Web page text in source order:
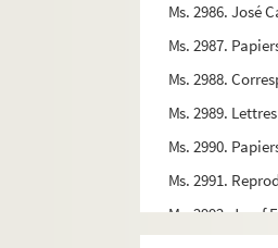
Ms. 2986. José
Ms. 2987.
Ms. 2988.
Ms. 2989.
Ms. 2990.
Ms. 2991.
Ms. 2992. Josef